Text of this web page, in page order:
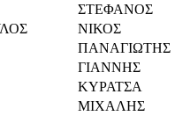
ΣΤΕΦΑΝΟΣ
ΝΙΚΟΣ
ΠΑΝΑΓΙΩΤΗΣ
ΓΙΑΝΝΗΣ
ΚΥΡΑΤΣΑ
ΜΙΧΑΛΗΣ